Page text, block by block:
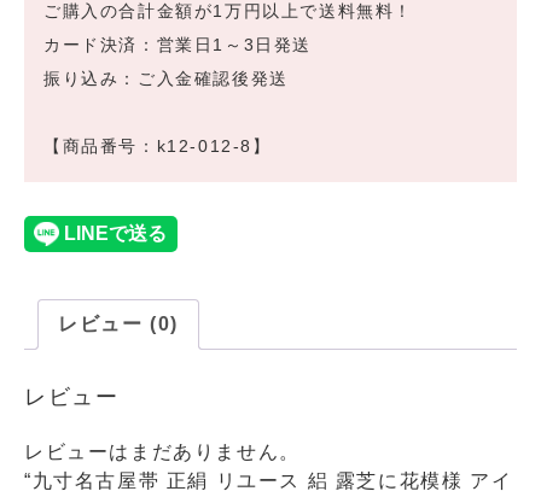
ご購入の合計金額が1万円以上で送料無料！
カード決済：営業日1～3日発送
振り込み：ご入金確認後発送
【商品番号：k12-012-8】
レビュー (0)
レビュー
レビューはまだありません。
“九寸名古屋帯 正絹 リユース 絽 露芝に花模様 アイ